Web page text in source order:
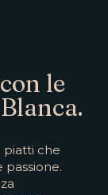
le
piatti che
passione.